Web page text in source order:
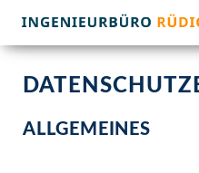
ALLGEMEINES